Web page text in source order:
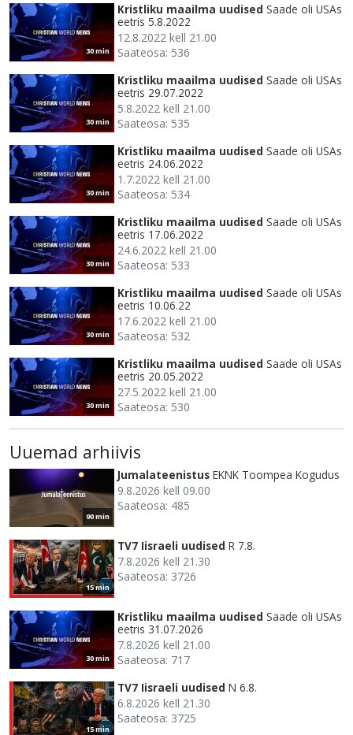
30 min
Kristliku maailma uudised Saade oli USAs
eetris 5.8.2022
12.8.2022 kell 21.00
Saateosa: 536
30 min
Kristliku maailma uudised Saade oli USAs
eetris 29.07.2022
5.8.2022 kell 21.00
Saateosa: 535
30 min
Kristliku maailma uudised Saade oli USAs
eetris 24.06.2022
1.7.2022 kell 21.00
Saateosa: 534
30 min
Kristliku maailma uudised Saade oli USAs
eetris 17.06.2022
24.6.2022 kell 21.00
Saateosa: 533
30 min
Kristliku maailma uudised Saade oli USAs
eetris 10.06.22
17.6.2022 kell 21.00
Saateosa: 532
30 min
Kristliku maailma uudised Saade oli USAs
eetris 20.05.2022
27.5.2022 kell 21.00
Saateosa: 530
Uuemad arhiivis
90 min
Jumalateenistus EKNK Toompea Kogudus
9.8.2026 kell 09.00
Saateosa: 485
15 min
TV7 Iisraeli uudised R 7.8.
7.8.2026 kell 21.30
Saateosa: 3726
30 min
Kristliku maailma uudised Saade oli USAs
eetris 31.07.2026
7.8.2026 kell 21.00
Saateosa: 717
15 min
TV7 Iisraeli uudised N 6.8.
6.8.2026 kell 21.30
Saateosa: 3725